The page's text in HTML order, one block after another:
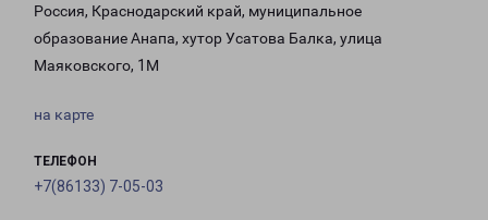
Россия, Краснодарский край, муниципальное
образование Анапа, хутор Усатова Балка, улица
Маяковского, 1М
на карте
ТЕЛЕФОН
+7(86133) 7-05-03